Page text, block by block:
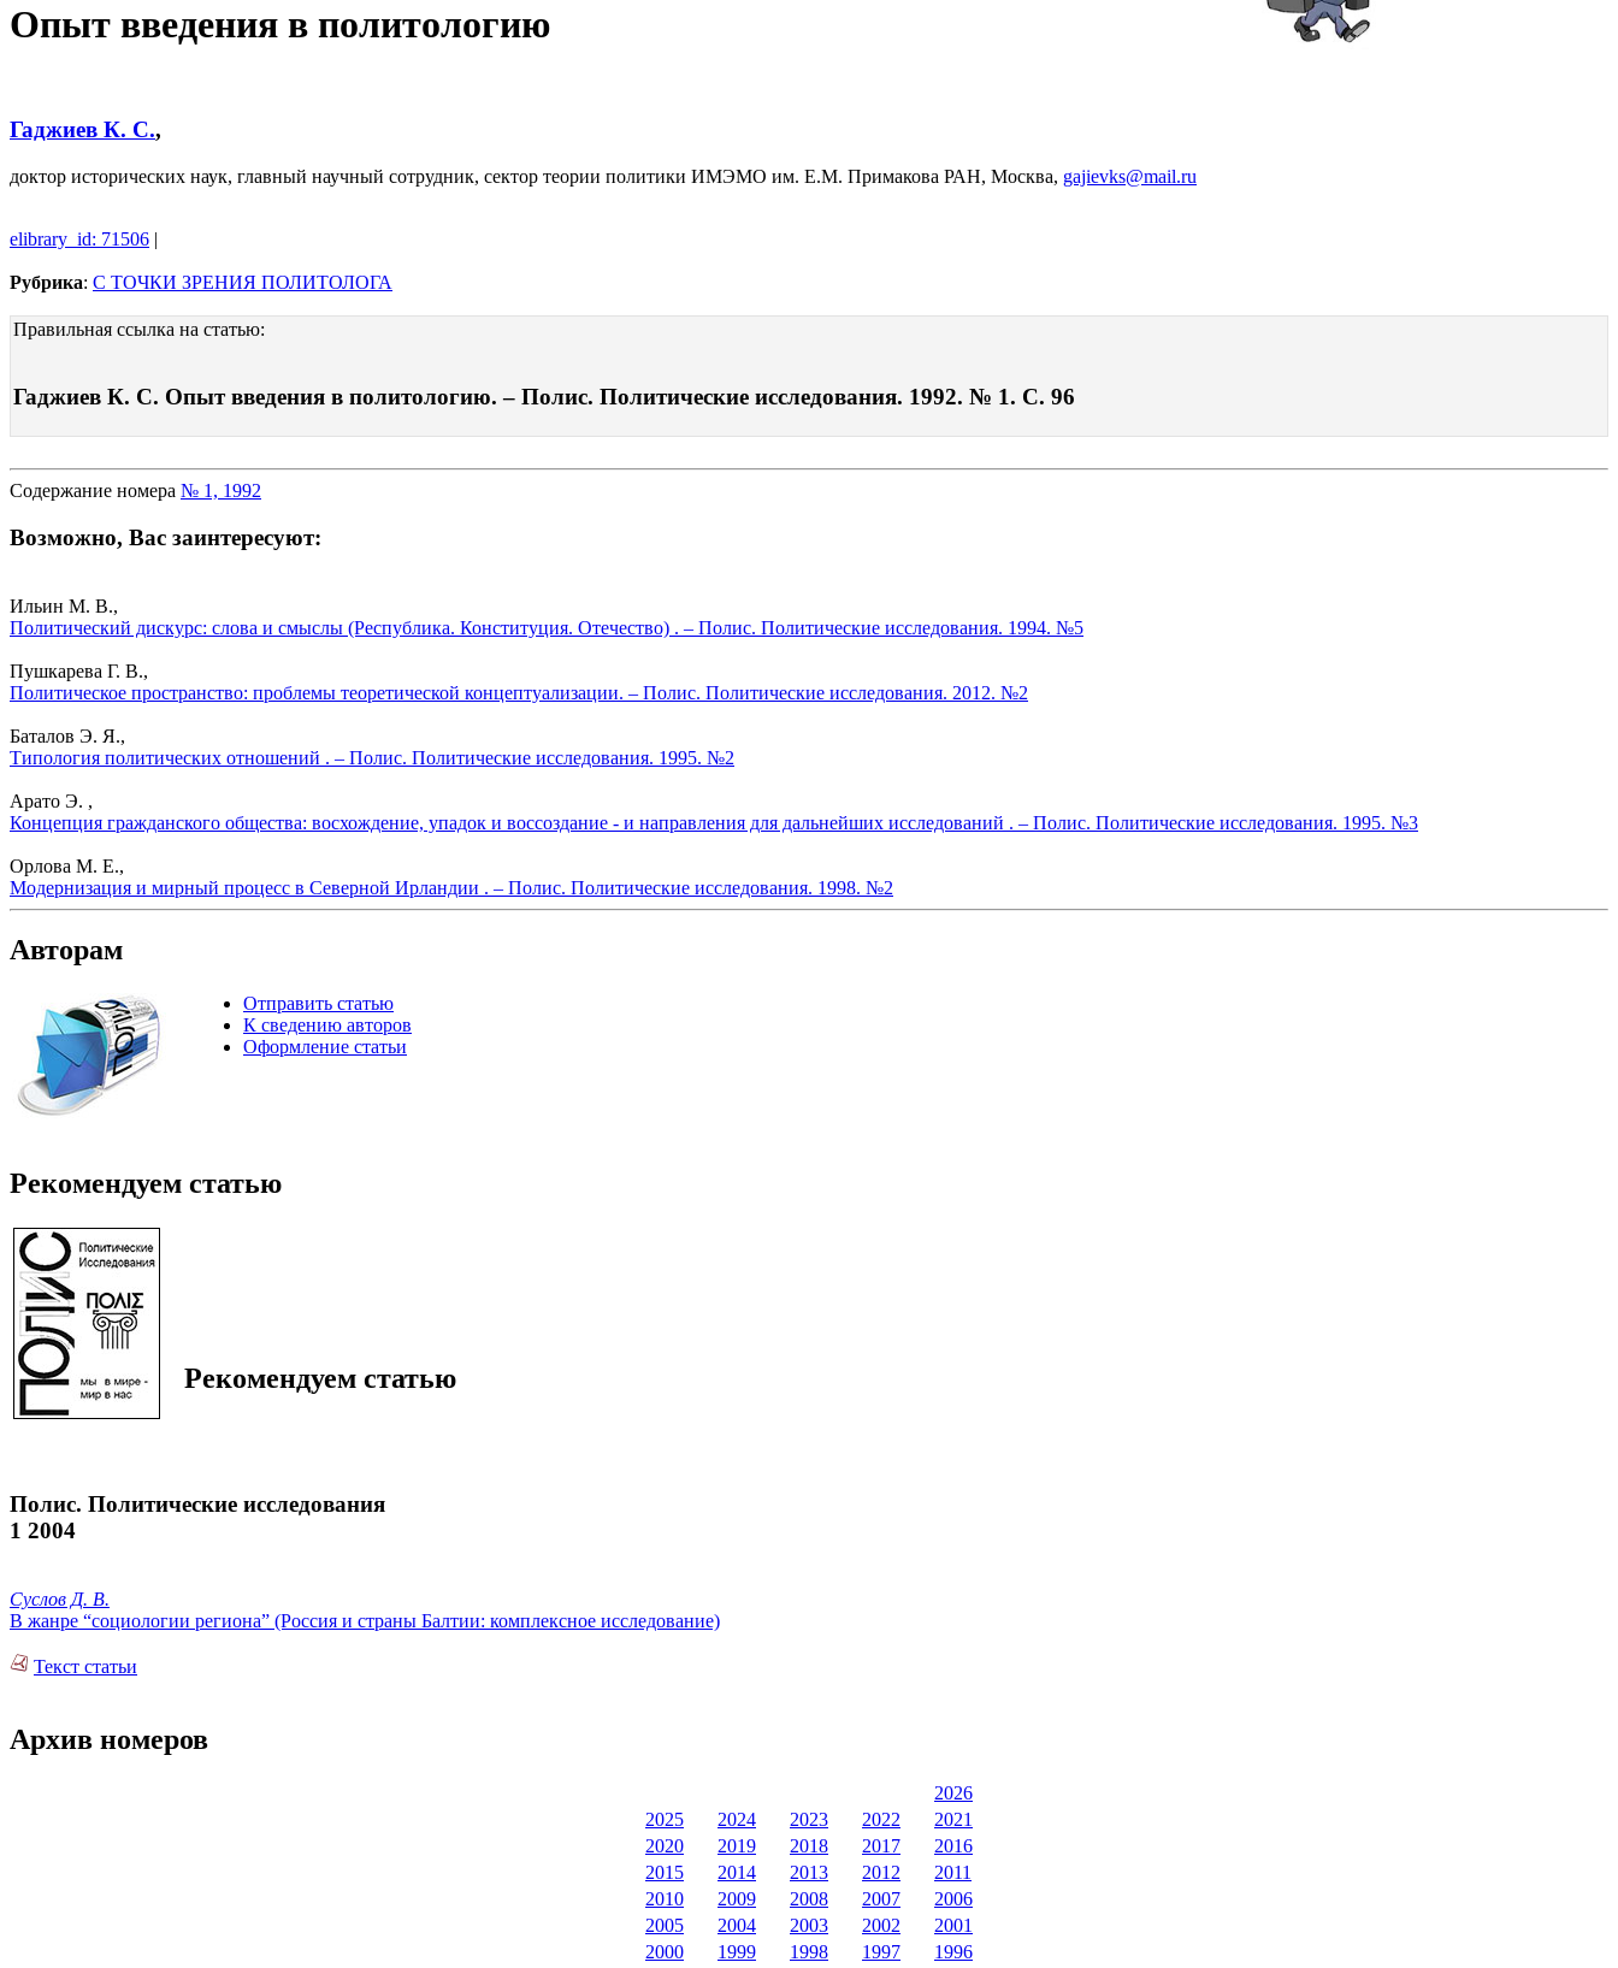
Опыт введения в политологию
Гаджиев К. С.,
доктор исторических наук, главный научный сотрудник, сектор теории политики ИМЭМО им. Е.М. Примакова РАН, Москва, gajievks@mail.ru
elibrary_id: 71506 |
Рубрика: С ТОЧКИ ЗРЕНИЯ ПОЛИТОЛОГА
Правильная ссылка на статью:
Гаджиев К. С. Опыт введения в политологию. – Полис. Политические исследования. 1992. № 1. С. 96
Содержание номера № 1, 1992
Возможно, Вас заинтересуют:
Ильин М. В.,
Политический дискурс: слова и смыслы (Республика. Конституция. Отечество) . – Полис. Политические исследования. 1994. №5
Пушкарева Г. В.,
Политическое пространство: проблемы теоретической концептуализации. – Полис. Политические исследования. 2012. №2
Баталов Э. Я.,
Типология политических отношений . – Полис. Политические исследования. 1995. №2
Арато Э. ,
Концепция гражданского общества: восхождение, упадок и воссоздание - и направления для дальнейших исследований . – Полис. Политические исследования. 1995. №3
Орлова М. Е.,
Модернизация и мирный процесс в Северной Ирландии . – Полис. Политические исследования. 1998. №2
Авторам
Отправить статью
К сведению авторов
Оформление статьи
Рекомендуем статью
Рекомендуем статью
Полис. Политические исследования
1 2004
Суслов Д. В.
В жанре “социологии региона” (Россия и страны Балтии: комплексное исследование)
Текст статьи
Архив номеров
2026
2025
2024 2023 2022
2021
2020
2019 2018 2017
2016
2015
2014 2013 2012
2011
2010
2009 2008 2007
2006
2005
2004 2003 2002
2001
2000
1999 1998 1997 1996